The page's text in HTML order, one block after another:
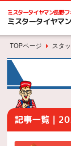
ミスタータイヤマン長野フ
ミスタータイヤマ
TOPページ スタ
記事一覧｜